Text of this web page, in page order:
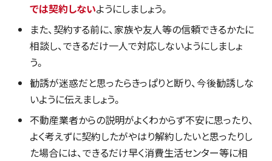
では契約しないようにしましょう。
また、契約する前に、家族や友人等の信頼できるかたに
相談し、できるだけ一人で対応しないようにしましょ
う。
勧誘が迷惑だと思ったらきっぱりと断り、今後勧誘しな
いように伝えましょう。
不動産業者からの説明がよくわからず不安に思ったり、
よく考えずに契約したがやはり解約したいと思ったりし
た場合には、できるだけ早く消費生活センター等に相